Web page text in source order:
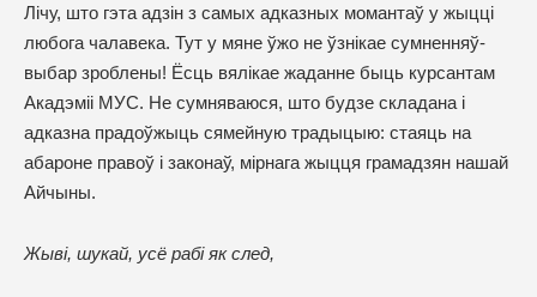
Лічу, што гэта адзін з самых адказных момантаў у жыцці
любога чалавека. Тут у мяне ўжо не ўзнікае сумненняў-
выбар зроблены! Ёсць вялікае жаданне быць курсантам
Акадэміі МУС. Не сумняваюся, што будзе складана і
адказна прадоўжыць сямейную традыцыю: стаяць на
абароне правоў і законаў, мірнага жыцця грамадзян нашай
Айчыны.
Жыві, шукай, усё рабі як след,